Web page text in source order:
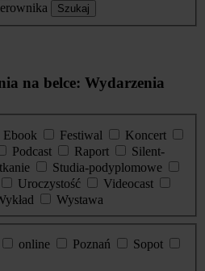
Szukaj
na belce: Wydarzenia
Ebook Festiwal
Koncert
Podcast Raport
Silent-
Studia-podyplomowe
Uroczystość
Videocast
Wystawa
online Poznań
Sopot